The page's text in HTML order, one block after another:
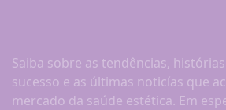
Saiba sobre as tendências,
sucesso e as últimas noticías que
mercado da saúde estética. Em